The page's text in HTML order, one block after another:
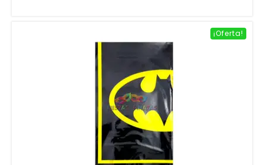
¡Oferta!